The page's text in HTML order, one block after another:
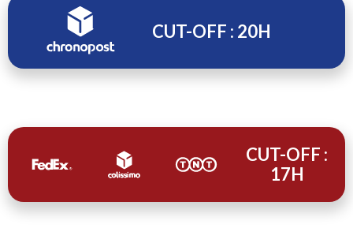
CUT-OFF : 20H
CUT-OFF :
17H